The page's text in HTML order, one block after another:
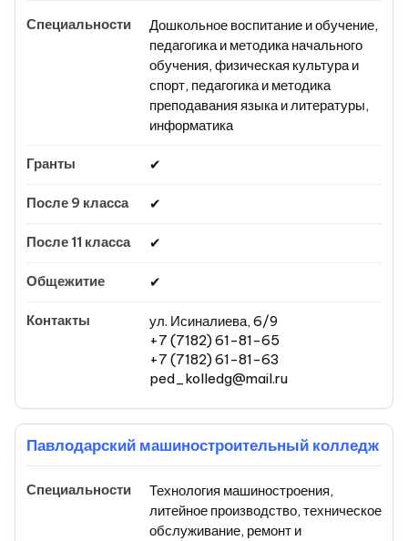
Дошкольное воспитание и обучение,
педагогика и методика начального
обучения, физическая культура и
спорт, педагогика и методика
преподавания языка и литературы,
информатика
✔
✔
✔
✔
ул. Исиналиева, 6/9
+7 (7182) 61-81-65
+7 (7182) 61-81-63
ped_kolledg@mail.ru
Павлодарский машиностроительный колледж
Технология машиностроения,
литейное производство, техническое
обслуживание, ремонт и